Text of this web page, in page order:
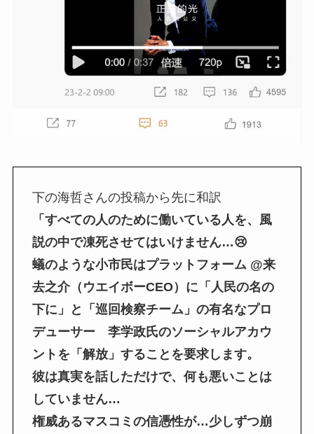
下の海哲さんの投稿から先に和訳
「すべての人のために働いている人を、風
説の中で凍死させてはいけません…😢
蟻のような小市民はプラットフォーム @来
去之介（ウエイボーCEO）に「人民の名の
下に」と「巡回検察チーム」の有名なプロ
デューサー 李学政氏のソーシャルアカウ
ントを「解放」することを要求します。
彼は真実を話しただけで、何も悪いことは
していません…
権威あるマスコミの信憑性が…少しずつ崩